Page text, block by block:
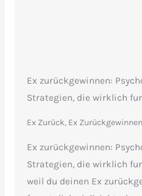
Ex zurückgewinnen:
Strategien, die wirklich
Ex Zurück, Ex Zurückgewinnen
Ex zurückgewinnen:
Strategien, die wirklich
weil du deinen Ex